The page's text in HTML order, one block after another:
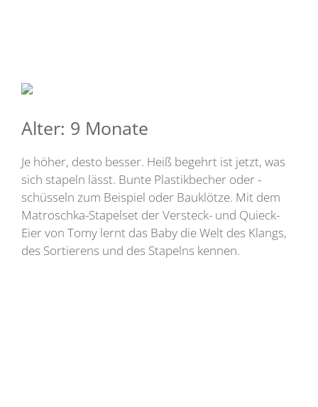
Alter: 9 Monate
Je höher, desto besser. Heiß begehrt ist jetzt, was
sich stapeln lässt. Bunte Plastikbecher oder -
schüsseln zum Beispiel oder Bauklötze. Mit dem
Matroschka-Stapelset der Versteck- und Quieck-
Eier von Tomy lernt das Baby die Welt des Klangs,
des Sortierens und des Stapelns kennen.